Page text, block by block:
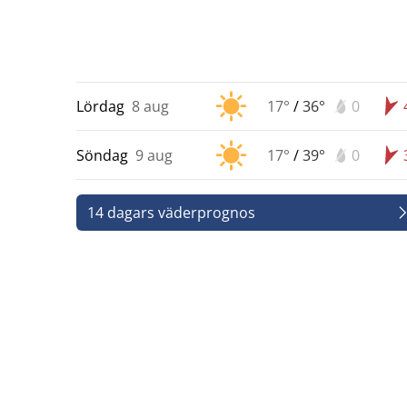
Lördag 8 aug 17° /36° 0
Söndag 9 aug 17° /39° 0
14 dagars väderprognos